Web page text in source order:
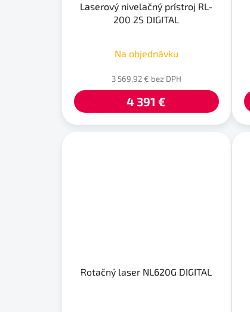
Laserový nivelačný prístroj RL-
200 2S DIGITAL
Na objednávku
3 569,92 € bez DPH
4 391 €
Rotačný laser NL620G DIGITAL